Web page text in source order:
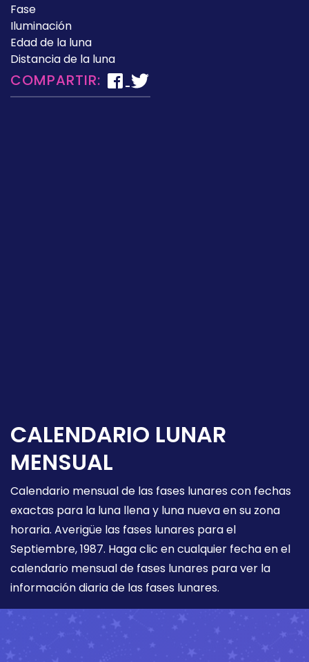
Fase
Iluminación
Edad de la luna
Distancia de la luna
COMPARTIR:
CALENDARIO LUNAR
MENSUAL
Calendario mensual de las fases lunares con fechas
exactas para la luna llena y luna nueva en su zona
horaria. Averigüe las fases lunares para el
Septiembre, 1987. Haga clic en cualquier fecha en el
calendario mensual de fases lunares para ver la
información diaria de las fases lunares.